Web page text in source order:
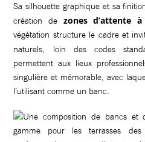
Sa silhouette graphique et sa
création de zones d’attente
végétation structure le cadre et
naturels, loin des codes
permettent aux lieux
singulière et mémorable, avec
l’utilisant comme un banc.